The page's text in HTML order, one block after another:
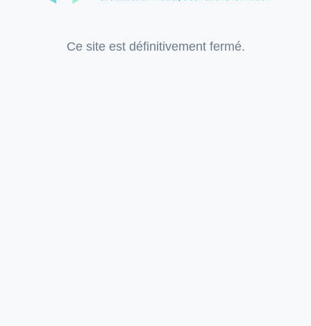
Ce site est définitivement fermé.